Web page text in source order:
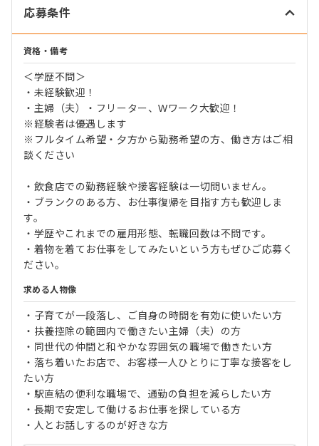
応募条件
資格・備考
＜学歴不問＞
・未経験歓迎！
・主婦（夫）・フリーター、Wワーク大歓迎！
※経験者は優遇します
※フルタイム希望・夕方から勤務希望の方、働き方はご相
談ください
・飲食店での勤務経験や接客経験は一切問いません。
・ブランクのある方、お仕事復帰を目指す方も歓迎しま
す。
・学歴やこれまでの雇用形態、転職回数は不問です。
・着物を着てお仕事をしてみたいという方もぜひご応募く
ださい。
求める人物像
・子育てが一段落し、ご自身の時間を有効に使いたい方
・扶養控除の範囲内で働きたい主婦（夫）の方
・同世代の仲間と和やかな雰囲気の職場で働きたい方
・落ち着いたお店で、お客様一人ひとりに丁寧な接客をし
たい方
・駅直結の便利な職場で、通勤の負担を減らしたい方
・長期で安定して働けるお仕事を探している方
・人とお話しするのが好きな方